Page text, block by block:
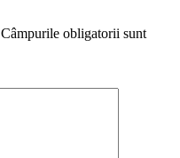
Câmpurile obligatorii sunt